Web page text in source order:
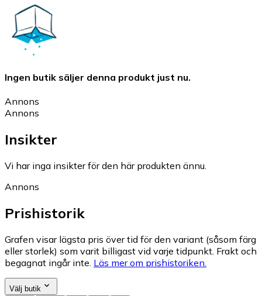
Ingen butik säljer denna produkt just nu.
Annons
Annons
Insikter
Vi har inga insikter för den här produkten ännu.
Annons
Prishistorik
Grafen visar lägsta pris över tid för den variant (såsom färg
eller storlek) som varit billigast vid varje tidpunkt. Frakt och
begagnat ingår inte. Läs mer om prishistoriken.
Välj butik